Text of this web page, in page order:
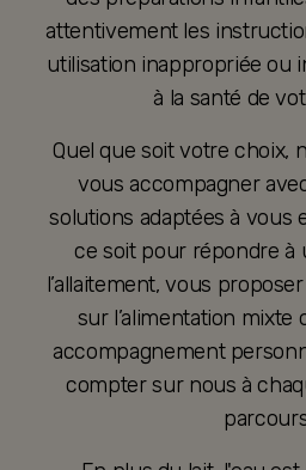
attentivement les
utilisation inappropriée ou
à la santé de
Quel que soit votre choix,
vous accompagner
solutions adaptées à vous
ce soit pour répondre à
l’allaitement, vous
sur l’alimentation
accompagnement
compter sur nous à